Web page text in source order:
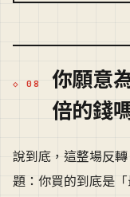
你願意
倍的錢
說到底，這整場反
題：你買的到底是